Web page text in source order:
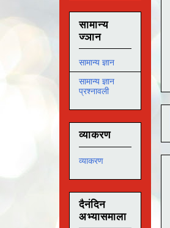
सामान्य
ज्ञान
सामान्य ज्ञान
सामान्य ज्ञान
प्रश्नावली
व्याकरण
व्याकरण
दैनंदिन
अभ्यासमाला